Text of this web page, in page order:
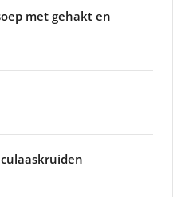
met gehakt en